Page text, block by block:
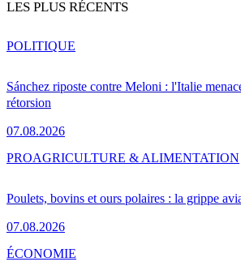
LES PLUS RÉCENTS
Sánchez riposte contre Meloni : l'Italie
rétorsion
07.08.2026
POLITIQUE
Poulets, bovins et ours polaires : la grippe
07.08.2026
PROAGRICULTURE & ALIMENTATION
ÉCONOMIE